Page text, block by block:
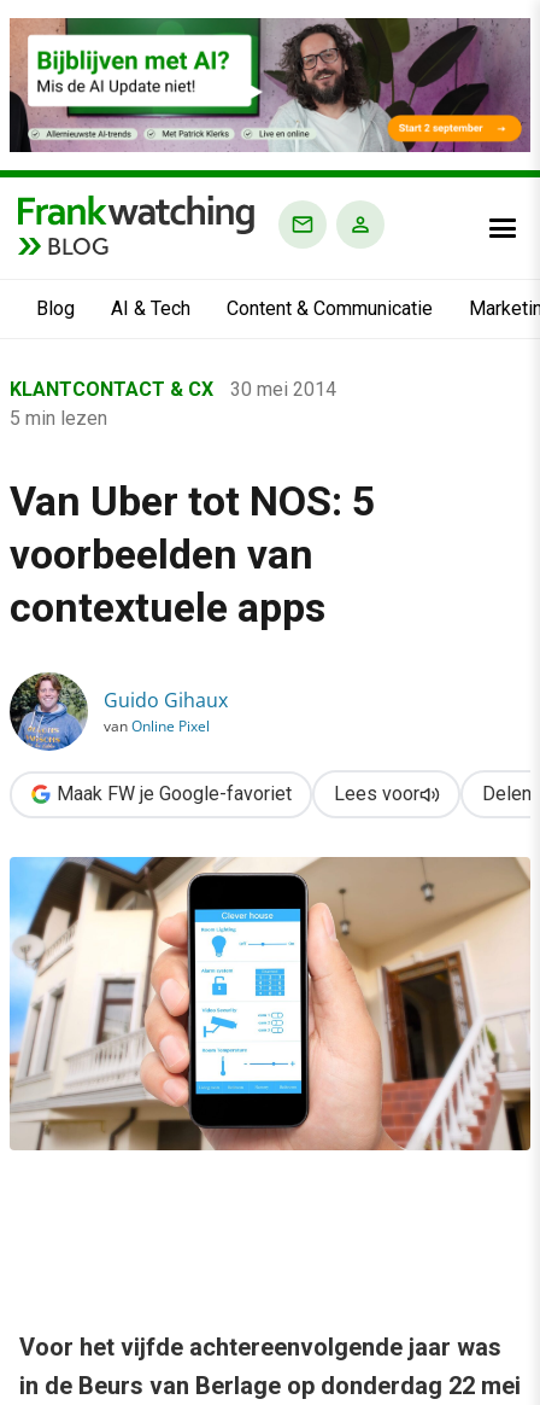
BLOG
Blog AI & Tech Content & Communicatie
›
Klantcontact & CX
›
Van Uber tot NOS: 5 voorbeelden van contextuele apps
KLANTCONTACT & CX
30 mei 2014
5 min lezen
Van Uber tot NOS: 5
voorbeelden van
contextuele apps
Guido Gihaux
vanOnline Pixel
Maak FW je Google-favoriet Lees voor Delen
Voor het vijfde achtereenvolgende jaar was
in de Beurs van Berlage op donderdag 22 mei